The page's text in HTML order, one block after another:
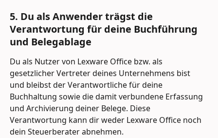
5. Du als Anwender trägst die
Verantwortung für deine Buchführung
und Belegablage
Du als Nutzer von Lexware Office bzw. als
gesetzlicher Vertreter deines Unternehmens bist
und bleibst der Verantwortliche für deine
Buchhaltung sowie die damit verbundene Erfassung
und Archivierung deiner Belege. Diese
Verantwortung kann dir weder Lexware Office noch
dein Steuerberater abnehmen.